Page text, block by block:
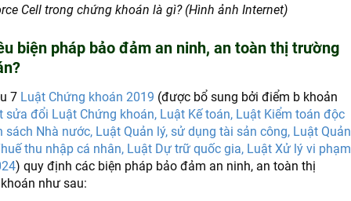
Cell trong chứng khoán là gì? (Hình ảnh Internet)
biện pháp bảo đảm an ninh, an toàn thị trường
7 Luật Chứng khoán 2019 (được bổ sung bởi điểm b khoản
sửa đổi Luật Chứng khoán, Luật Kế toán, Luật Kiểm toán độc
sách Nhà nước, Luật Quản lý, sử dụng tài sản công, Luật Quản
thu nhập cá nhân, Luật Dự trữ quốc gia, Luật Xử lý vi phạm
) quy định các biện pháp bảo đảm an ninh, an toàn thị
như sau: